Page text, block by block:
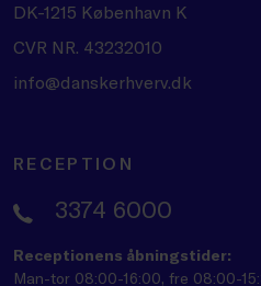
DK-1215 København K
CVR NR. 43232010
info@danskerhverv.dk
RECEPTION
3374 6000
Receptionens åbningstider:
Man-tor 08:00-16:00, fre 08:00-